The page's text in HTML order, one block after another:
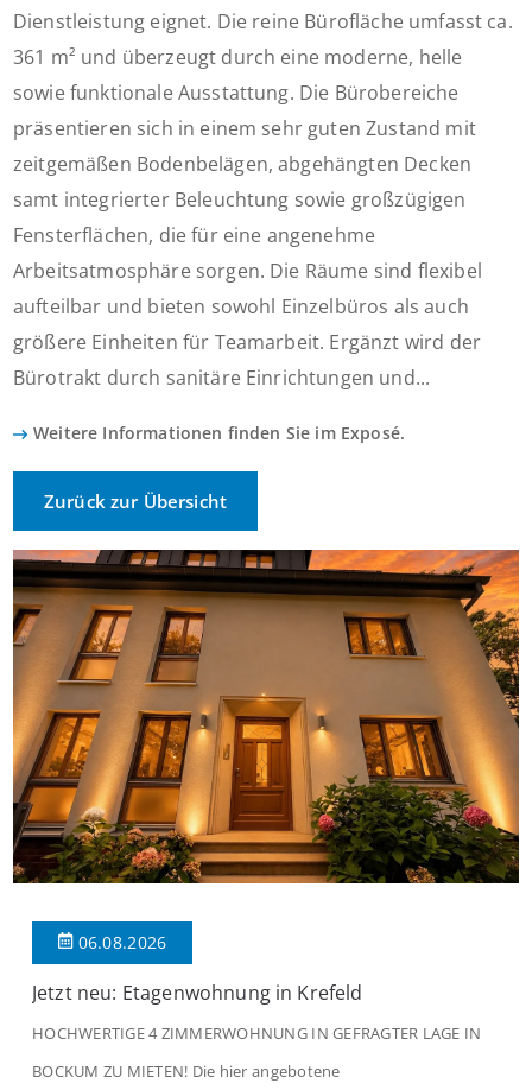
Dienstleistung eignet. Die reine Bürofläche umfasst ca.
361 m² und überzeugt durch eine moderne, helle
sowie funktionale Ausstattung. Die Bürobereiche
präsentieren sich in einem sehr guten Zustand mit
zeitgemäßen Bodenbelägen, abgehängten Decken
samt integrierter Beleuchtung sowie großzügigen
Fensterflächen, die für eine angenehme
Arbeitsatmosphäre sorgen. Die Räume sind flexibel
aufteilbar und bieten sowohl Einzelbüros als auch
größere Einheiten für Teamarbeit. Ergänzt wird der
Bürotrakt durch sanitäre Einrichtungen und...
Weitere Informationen finden Sie im Exposé.
Zurück zur Übersicht
06.08.2026
Jetzt neu: Etagenwohnung in Krefeld
HOCHWERTIGE 4 ZIMMERWOHNUNG IN GEFRAGTER LAGE IN
BOCKUM ZU MIETEN! Die hier angebotene